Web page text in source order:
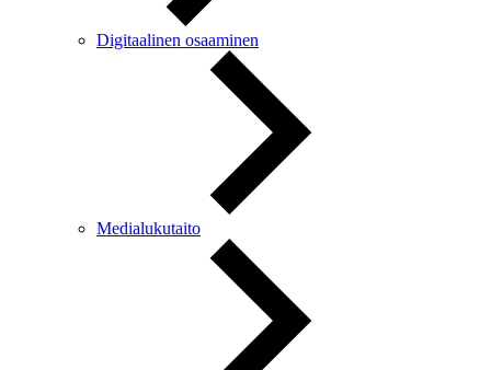
Digitaalinen osaaminen
Medialukutaito